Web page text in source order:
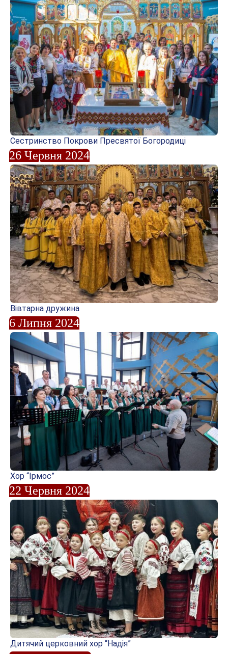
Сестринство Покрови Пресвятої Богородиці
26 Червня 2024
Вівтарна дружина
6 Липня 2024
Хор “Ірмос”
22 Червня 2024
Дитячий церковний хор “Надія”